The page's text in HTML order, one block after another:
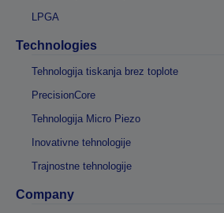
LPGA
Technologies
Tehnologija tiskanja brez toplote
PrecisionCore
Tehnologija Micro Piezo
Inovativne tehnologije
Trajnostne tehnologije
Company